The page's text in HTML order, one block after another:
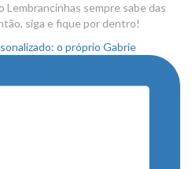
Lembrancinhas sempre sabe das
siga e fique por dentro!
o próprio Gabrie